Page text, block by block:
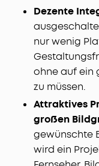
Dezente
nur wenig
ohne auf ein
zu müssen.
Attraktives
großen
gewünschte
wird ein